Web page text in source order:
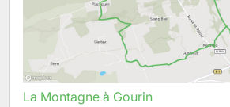
La Montagne à Gourin